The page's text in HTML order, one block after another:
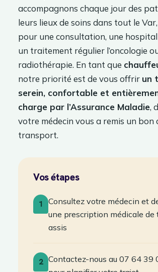
accompagnons chaque jour des
leurs lieux de soins dans tout le
pour une consultation, une
un traitement régulier l’oncologie
radiothérapie. En tant que
notre priorité est de vous offrir un
serein, confortable et
charge par l’Assurance Maladie,
votre médecin vous a remis un bon
transport.
Vos étapes
1
Consultez votre médecin et
une prescription médicale de
assis
2 Contactez-nous au 07 64 39